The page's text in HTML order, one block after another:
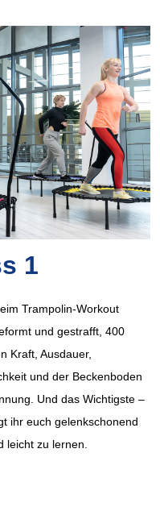
1
Trampolin-Workout
und gestrafft, 400
Kraft, Ausdauer,
und der Beckenboden
Und das Wichtigste –
ihr euch gelenkschonend
leicht zu lernen.